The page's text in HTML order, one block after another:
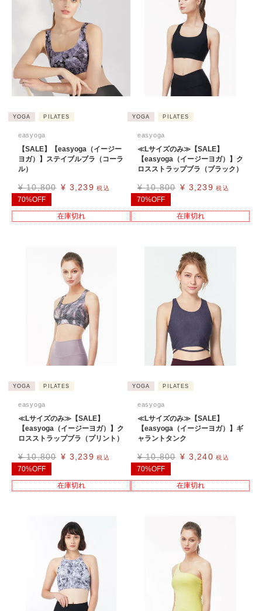
YOGA PILATES
easyoga
【SALE】【easyoga（イージー
ヨガ）】ステイブルブラ（コーラ
ル）
¥ 10,800 ¥ 3,239 税込
70%OFF
在庫切れ
YOGA PILATES
easyoga
≪Lサイズのみ≫【SALE】
【easyoga（イージーヨガ）】ク
ロスストラップブラ（ブラック）
¥ 10,800 ¥ 3,239 税込
70%OFF
在庫切れ
YOGA PILATES
easyoga
≪Lサイズのみ≫【SALE】
【easyoga（イージーヨガ）】ク
ロスストラップブラ（プリント）
¥ 10,800 ¥ 3,239 税込
70%OFF
在庫切れ
YOGA PILATES
easyoga
≪Lサイズのみ≫【SALE】
【easyoga（イージーヨガ）】ギ
ャラントタンク
¥ 10,800 ¥ 3,240 税込
70%OFF
在庫切れ